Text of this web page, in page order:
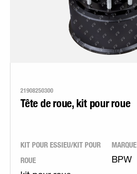
21908250300
Tête de roue, kit pour roue
KIT POUR ESSIEU/KIT POUR
ROUE
MARQUE
BPW